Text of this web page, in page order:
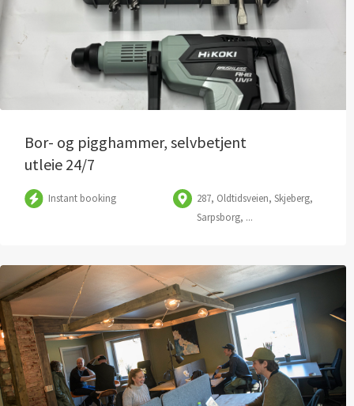
Bor- og pigghammer, selvbetjent
utleie 24/7
Instant booking
287, Oldtidsveien, Skjeberg,
Sarpsborg, ...